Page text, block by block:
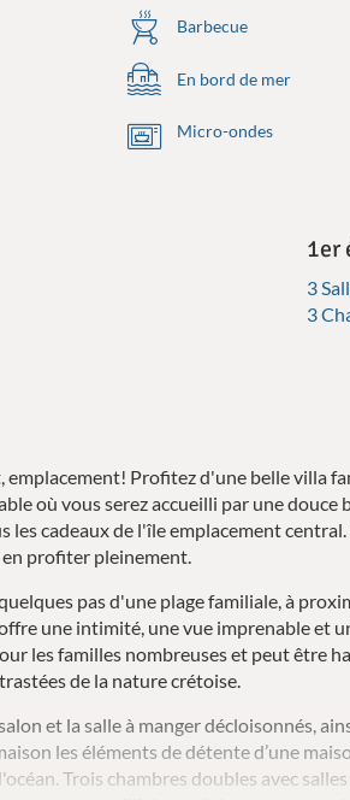
Barbecue
En bord de mer
Micro-ondes
1er
3
3
emplacement! Profitez d'une belle villa
où vous serez accueilli par une
les cadeaux de l'île emplacement
profiter pleinement.
pas d'une plage familiale, à
une intimité, une vue imprenable et
les familles nombreuses et peut être
de la nature crétoise.
et la salle à manger décloisonnés,
les éléments de détente d’une
Trois chambres doubles avec